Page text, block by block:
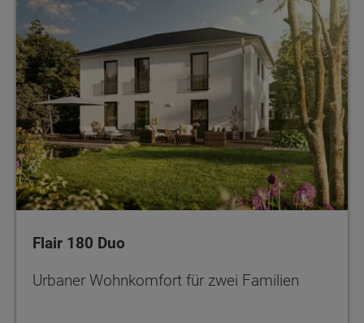
Flair 180 Duo
Urbaner Wohnkomfort für zwei Familien